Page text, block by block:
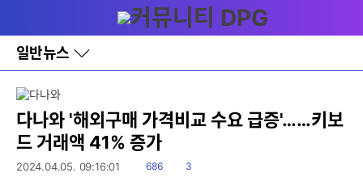
와
홈
일반뉴스
바
로
레
이
어
창
토
다나와 '해외구매 가격비교 수요 급증'……키보
드 거래액 41% 증가
2024.04.05. 09:16:01
읽
686
댓
3